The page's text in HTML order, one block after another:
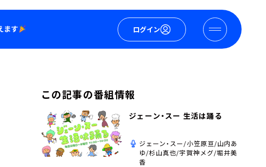
ログイン
この記事の番組情報
ジェーン・スー 生活は踊る
ジェーン・スー/小笠原亘/山内あ
ゆ/杉山真也/宇賀神メグ/堀井美
香